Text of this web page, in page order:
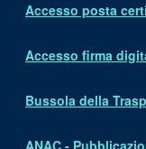
Accesso posta
Accesso firma
Bussola della
ANAC -